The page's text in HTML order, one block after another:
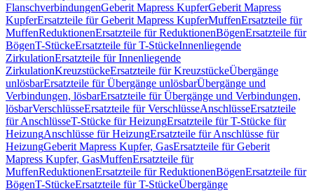
FlanschverbindungenGeberit Mapress KupferGeberit Mapress
KupferErsatzteile für Geberit Mapress KupferMuffenErsatzteile für
MuffenReduktionenErsatzteile für ReduktionenBögenErsatzteile für
BögenT-StückeErsatzteile für T-StückeInnenliegende
ZirkulationErsatzteile für Innenliegende
ZirkulationKreuzstückeErsatzteile für KreuzstückeÜbergänge
unlösbarErsatzteile für Übergänge unlösbarÜbergänge und
Verbindungen, lösbarErsatzteile für Übergänge und Verbindungen,
lösbarVerschlüsseErsatzteile für VerschlüsseAnschlüsseErsatzteile
für AnschlüsseT-Stücke für HeizungErsatzteile für T-Stücke für
HeizungAnschlüsse für HeizungErsatzteile für Anschlüsse für
HeizungGeberit Mapress Kupfer, GasErsatzteile für Geberit
Mapress Kupfer, GasMuffenErsatzteile für
MuffenReduktionenErsatzteile für ReduktionenBögenErsatzteile für
BögenT-StückeErsatzteile für T-StückeÜbergänge